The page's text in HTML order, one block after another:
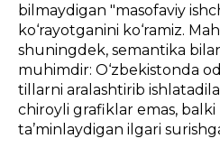
bilmaydigan "masofaviy
ko‘rayotganini ko‘ramiz.
shuningdek, semantika
muhimdir: O‘zbekistonda
tillarni aralashtirib
chiroyli grafiklar emas,
ta’minlaydigan ilgari